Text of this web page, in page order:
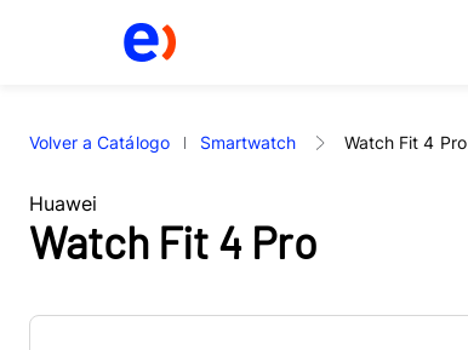
Volver a Catálogo Smartwatch Watch Fit 4 Pro
Huawei
Watch Fit 4 Pro